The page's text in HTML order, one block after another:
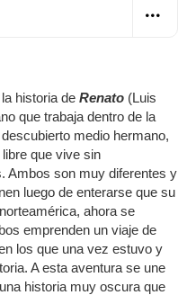
historia de Renato (Luis
que trabaja dentro de la
medio hermano,
que vive sin
Ambos son muy diferentes y
luego de enterarse que su
ahora se
emprenden un viaje de
los que una vez estuvo y
A esta aventura se une
historia muy oscura que